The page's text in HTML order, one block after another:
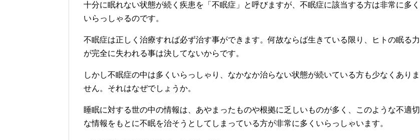
十分に眠れない状態が続く疾患を「不眠症」と呼びますが、不眠症に該当する方は非常に多く
いらっしゃるのです。
不眠症は正しく治療すれば必ず治す事ができます。何故ならば生きている限り、ヒトの眠る力
が完全に失われる事は決してないからです。
しかし不眠症の中は多くいらっしゃり、なかなか治らない状態が続いている方も少なくありま
せん。それはなぜでしょうか。
睡眠に対する世の中の情報は、あやまったものや根拠に乏しいものが多く、このような不適切
な情報をもとに不眠を治そうとしてしまっている方が非常に多くいらっしゃいます。